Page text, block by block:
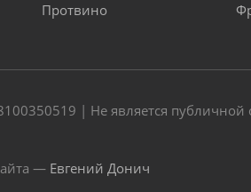
Протвино
| Не является публичной
— Евгений Донич